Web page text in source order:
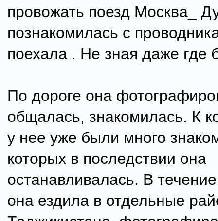
провожать поезд Москва_
познакомилась с
поехала . Не зная даже где
По дороге она
общалась, знакомилась. К
у нее уже были много
которых в последствии она
останавливалась. В
она ездила в отдельные